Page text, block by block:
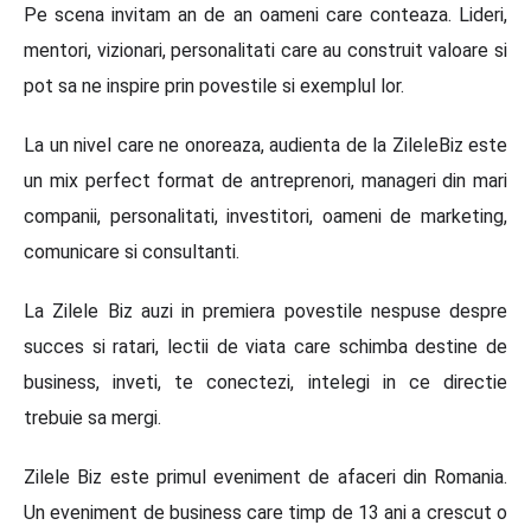
Pe scena invitam an de an oameni care conteaza. Lideri,
mentori, vizionari, personalitati care au construit valoare si
pot sa ne inspire prin povestile si exemplul lor.
La un nivel care ne onoreaza, audienta de la ZileleBiz este
un mix perfect format de antreprenori, manageri din mari
companii, personalitati, investitori, oameni de marketing,
comunicare si consultanti.
La Zilele Biz auzi in premiera povestile nespuse despre
succes si ratari, lectii de viata care schimba destine de
business, inveti, te conectezi, intelegi in ce directie
trebuie sa mergi.
Zilele Biz este primul eveniment de afaceri din Romania.
Un eveniment de business care timp de 13 ani a crescut o